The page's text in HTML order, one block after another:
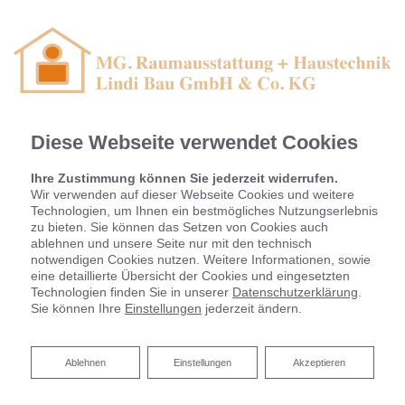
Wandbeläge
Diese Webseite verwendet Cookies
Ihre Zustimmung können Sie jederzeit widerrufen.
Wir verwenden auf dieser Webseite Cookies und weitere
Technologien, um Ihnen ein bestmögliches Nutzungserlebnis
zu bieten. Sie können das Setzen von Cookies auch
ablehnen und unsere Seite nur mit den technisch
notwendigen Cookies nutzen. Weitere Informationen, sowie
eine detaillierte Übersicht der Cookies und eingesetzten
Technologien finden Sie in unserer Datenschutzerklärung.
Sie können Ihre Einstellungen jederzeit ändern.
Akzeptieren
Einstellungen
Ablehnen
Ablehnen